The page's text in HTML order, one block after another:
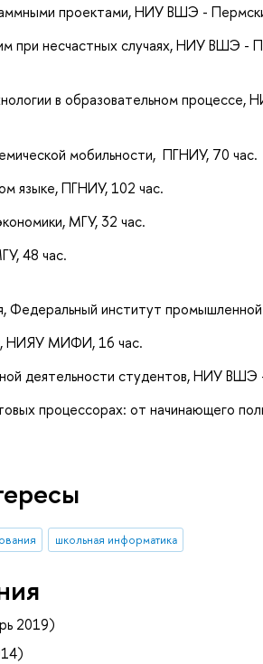
проектами,НИУ ВШЭ -
при несчастных случаях, НИУ ВШЭ -
в образовательном
мобильности,ПГНИУ, 70 час.
языке, ПГНИУ, 102 час.
МГУ, 32 час.
48 час.
Федеральный институт
НИЯУ МИФИ, 16 час.
деятельности студентов, НИУ ВШЭ
процессорах: от начинающего
школьная информатика
2019)